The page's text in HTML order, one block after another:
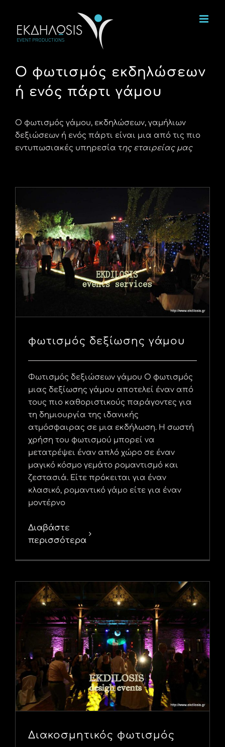
περιεχόμενο
Ο φωτισμός εκδηλώσεων
ή ενός πάρτι γάμου
Ο φωτισμός γάμου, εκδηλώσεων, γαμήλιων
δεξιώσεων ή ενός πάρτι είναι μια από τις πιο
εντυπωσιακές υπηρεσία της εταιρείας μας
φωτισμός δεξίωσης γάμου
Φωτισμός δεξιώσεων γάμου Ο φωτισμός
μιας δεξίωσης γάμου αποτελεί έναν από
τους πιο καθοριστικούς παράγοντες για
τη δημιουργία της ιδανικής
ατμόσφαιρας σε μια εκδήλωση. Η σωστή
χρήση του φωτισμού μπορεί να
μετατρέψει έναν απλό χώρο σε έναν
μαγικό κόσμο γεμάτο ρομαντισμό και
ζεστασιά. Είτε πρόκειται για έναν
κλασικό, ρομαντικό γάμο είτε για έναν
μοντέρνο
Διαβάστε
περισσότερα
Διακοσμητικός φωτισμός